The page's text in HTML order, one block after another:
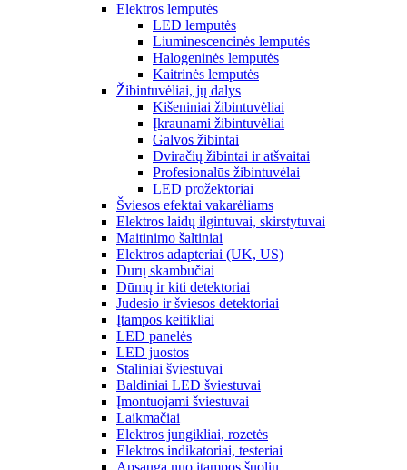
Elektros lemputės
LED lemputės
Liuminescencinės lemputės
Halogeninės lemputės
Kaitrinės lemputės
Žibintuvėliai, jų dalys
Kišeniniai žibintuvėliai
Įkraunami žibintuvėliai
Galvos žibintai
Dviračių žibintai ir atšvaitai
Profesionalūs žibintuvėlai
LED prožektoriai
Šviesos efektai vakarėliams
Elektros laidų ilgintuvai, skirstytuvai
Maitinimo šaltiniai
Elektros adapteriai (UK, US)
Durų skambučiai
Dūmų ir kiti detektoriai
Judesio ir šviesos detektoriai
Įtampos keitikliai
LED panelės
LED juostos
Staliniai šviestuvai
Baldiniai LED šviestuvai
Įmontuojami šviestuvai
Laikmačiai
Elektros jungikliai, rozetės
Elektros indikatoriai, testeriai
Apsauga nuo įtampos šuolių